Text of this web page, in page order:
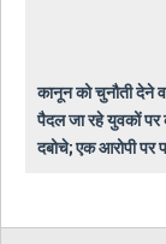
कानून को चुनौती देने
पैदल जा रहे युवकों
दबोचे; एक आरोपी